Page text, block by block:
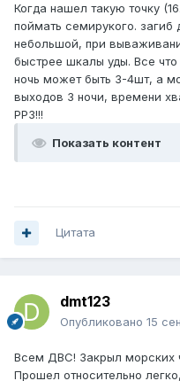
Когда нашел такую точку
поймать семирукого. загиб
небольшой, при
быстрее шкалы уды. Все
ночь может быть 3-4шт, а
выходов 3 ночи, времени
РР3!!!
Показать контент
Цитата
dmt123
Опубликовано 15
Всем ДВС! Закрыл морских
Прошел относительно